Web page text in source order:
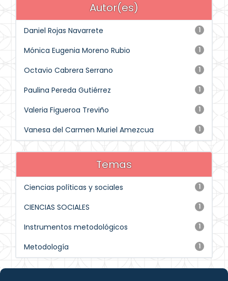
Autor(es)
1
Daniel Rojas Navarrete
1
Mónica Eugenia Moreno Rubio
1
Octavio Cabrera Serrano
1
Paulina Pereda Gutiérrez
1
Valeria Figueroa Treviño
1
Vanesa del Carmen Muriel Amezcua
Temas
1
Ciencias políticas y sociales
1
CIENCIAS SOCIALES
1
Instrumentos metodológicos
1
Metodología